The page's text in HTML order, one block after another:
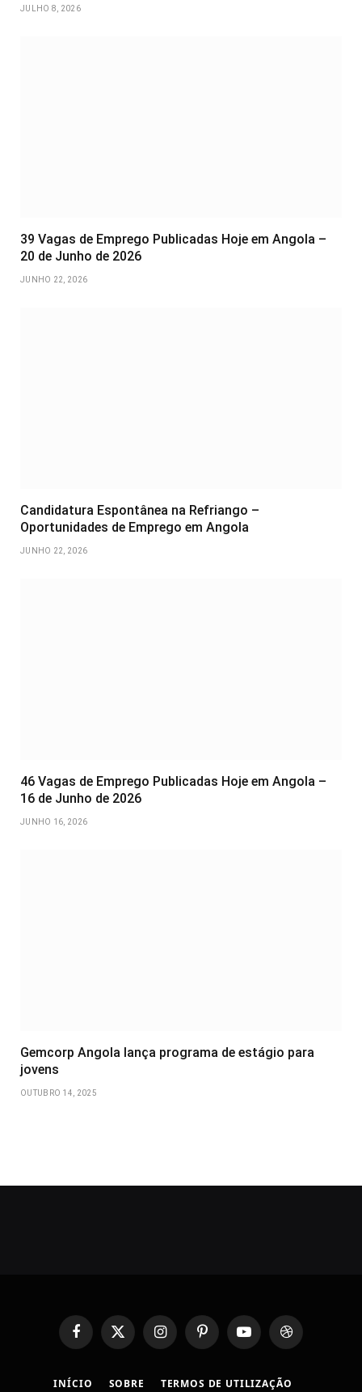
JULHO 8, 2026
39 Vagas de Emprego Publicadas Hoje em Angola –
20 de Junho de 2026
JUNHO 22, 2026
Candidatura Espontânea na Refriango –
Oportunidades de Emprego em Angola
JUNHO 22, 2026
46 Vagas de Emprego Publicadas Hoje em Angola –
16 de Junho de 2026
JUNHO 16, 2026
Gemcorp Angola lança programa de estágio para
jovens
OUTUBRO 14, 2025
FacebookX
(Twitter)
InstagramPinterestYouTubeDribbble
INÍCIO SOBRE TERMOS DE UTILIZAÇÃO